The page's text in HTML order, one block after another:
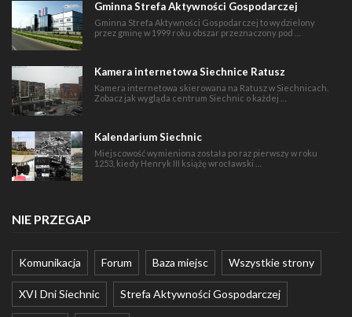
Gminna Strefa Aktywności Gospodarczej
Gminna Strefa Aktywności Gospodarczej to wydzielony
przez gminę w 1999 roku obszar przeznaczony pod …
Kamera internetowa Siechnice Ratusz
Kamera internetowa skierowana na Ratusz w Siechnicach.
Zobacz jak wygląda centrum Siechnic o każdej …
Kalendarium Siechnic
Miejscowość wymieniona została po raz pierwszy w roku
1253, kiedy Henryk III książę wrocławski …
NIE PRZEGAP
Komunikacja Forum Baza miejsc Wszystkie strony
XVI Dni Siechnic Strefa Aktywności Gospodarczej